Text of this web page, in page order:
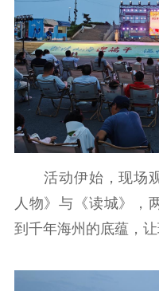
记者之家
精品生产
文化交流
紫金文化艺术节
文明创建
活动伊始，现场观
人物》与《读城》，
到千年海州的底蕴，让